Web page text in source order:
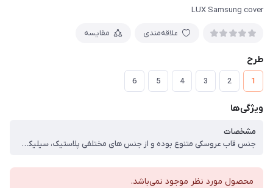
LUX Samsung cover
علاقه‌مندی مقایسه
طرح
1
2
3
4
5
6
ویژگی‌ها
مشخصات
جنس قاب عروسکی متنوع بوده و از جنس های مختلفی پلاستیک، سیلیکون و ژله ای تولید شده است. از ویژگی‌ های قاب ژله ای می توان به یک دست بودن کامل بدنه قاب اشاره کرد. این قاب ها کاملا صاف و نرم هستند و در برابر خط و خش و ضربات کاملا مقاوم می باشند. ، توجه کنید که قاب گوشی آیفون مدل عروسکی در برابر آب مقاوم بوده و قابل شستشو می باشد. البته این موضوع تنها برای قاب عروسکی گوشی آیفون صدق نمی کند بلکه برای قاب گوشی شیائومی، قاب گوشی سامسونگ و سایر مدل های گوشی هم صدق می کند. ، شما به راحتی می توانید انواع قاب های عروسکی را با دستمال مرطوب پاک کنید تا لکه های موجود بر روی گارد گوشی از بین برود و ردی از آن بجا نماند. بر روی این گارد ها عروسک تعبیه شده است که ظاهری دلبر و جذاب دارد. بنابراین این نوع کار برش دقیق دارد که گوشی درون آن فیکس می شود و هیچ تداخلی میان جک صدا و کانکتورهای شارژر به وجود نمی‌ آورد.
محصول مورد نظر موجود نمی‌باشد.